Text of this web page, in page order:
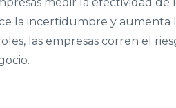
la incertidumbre y aumenta
las empresas corren el